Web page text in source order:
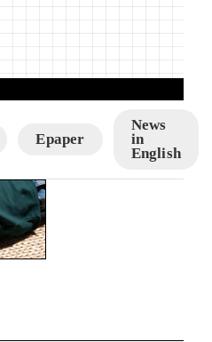
Epaper
News
in
English